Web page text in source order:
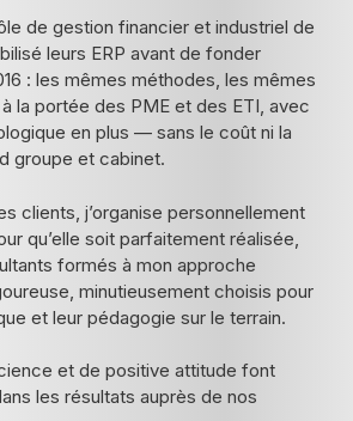
de gestion financier et industriel de
leurs ERP avant de fonder
: les mêmes méthodes, les mêmes
la portée des PME et des ETI, avec
en plus — sans le coût ni la
groupe et cabinet.
clients, j’organise personnellement
qu’elle soit parfaitement réalisée,
formés à mon approche
minutieusement choisis pour
et leur pédagogie sur le terrain.
et de positive attitude font
les résultats auprès de nos